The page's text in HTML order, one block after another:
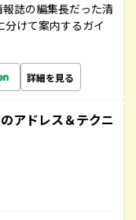
誌の編集長だった清
けて案内するガイ
詳細を見る
アドレス＆テクニ